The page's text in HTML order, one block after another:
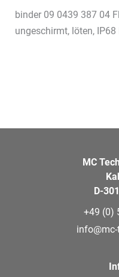
binder 09 0439 387 04
ungeschirmt, löten,
MC
D-
+49 (0)